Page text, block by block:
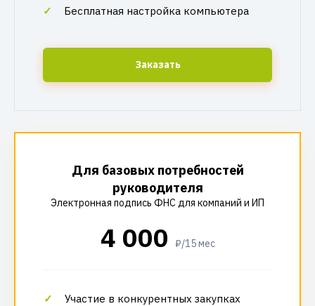
Бесплатная настройка компьютера
Заказать
Для базовых потребностей
руководителя
Электронная подпись ФНС для компаний и ИП
4 000 ₽/15 мес
Участие в конкурентных закупках